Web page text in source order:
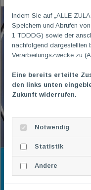
Indem Sie auf „ALLE
Speichern und Abrufen
1 TDDDG) sowie der
nachfolgend dargestellten
Verarbeitungszwecke zu
Eine bereits erteilte
den links unten
Zukunft widerrufen.
Notwendig
Statistik
Andere